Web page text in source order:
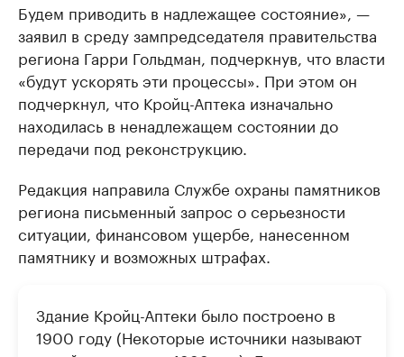
Будем приводить в надлежащее состояние», —
заявил в среду зампредседателя правительства
региона Гарри Гольдман, подчеркнув, что власти
«будут ускорять эти процессы». При этом он
подчеркнул, что Кройц-Аптека изначально
находилась в ненадлежащем состоянии до
передачи под реконструкцию.
Редакция направила Службе охраны памятников
региона письменный запрос о серьезности
ситуации, финансовом ущербе, нанесенном
памятнику и возможных штрафах.
Здание Кройц-Аптеки было построено в
1900 году (Некоторые источники называют